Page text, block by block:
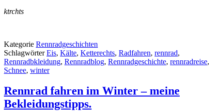
ktrchts
Kategorie Rennradgeschichten
SchlagwörterEis, Kälte, Ketterechts, Radfahren, rennrad,
Rennradbkleidung, Rennradblog, Rennradgeschichte, rennradreise,
Schnee, winter
Rennrad fahren im Winter – meine
Bekleidungstipps.